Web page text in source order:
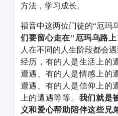
方法，学习成长。
福音中这两位门徒的“厄玛
们要留心走在“厄玛乌路
人在不同的人生阶段都会
经历，有的人是生活上的
遭遇、有的人是情感上的
遭遇、有的人是信仰上的
上的遭遇等等。 我们就是
义和爱心帮助陪伴这些兄